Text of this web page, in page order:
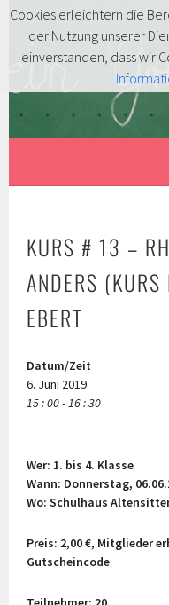
Springe
zum
Inhalt
MITENTDECKEN …
KURS # 13 –
ANDERS
EBERT
Datum/Zeit
6. Juni 2019
15 : 00 - 16 : 30
Wer: 1. bis 4. Klasse
Wann: Donnerstag,
Wo: Schulhaus
Preis: 2,00 €, Mitglieder
Gutscheincode
Cookies erleichtern die
der Nutzung unserer
einverstanden, dass wir